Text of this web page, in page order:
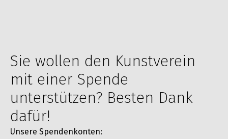
Sie wollen den Kunstverein
mit einer Spende
unterstützen? Besten Dank
dafür!
Unsere Spendenkonten: